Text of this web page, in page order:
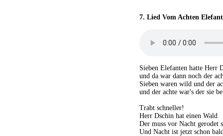
7. Lied Vom Achten
Sieben Elefanten hatte Herr
und da war dann noch der
Sieben waren wild und der
und der achte war's der sie
Trabt schneller!
Herr Dschin hat einen Wald
Der muss vor Nacht gerodet
Und Nacht ist jetzt schon